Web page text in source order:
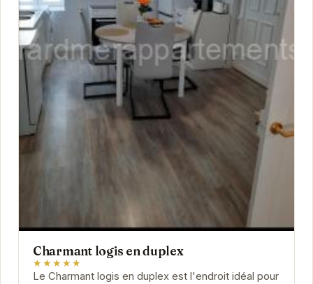
Charmant logis en duplex
★★★★★
Le Charmant logis en duplex est l'endroit idéal pour